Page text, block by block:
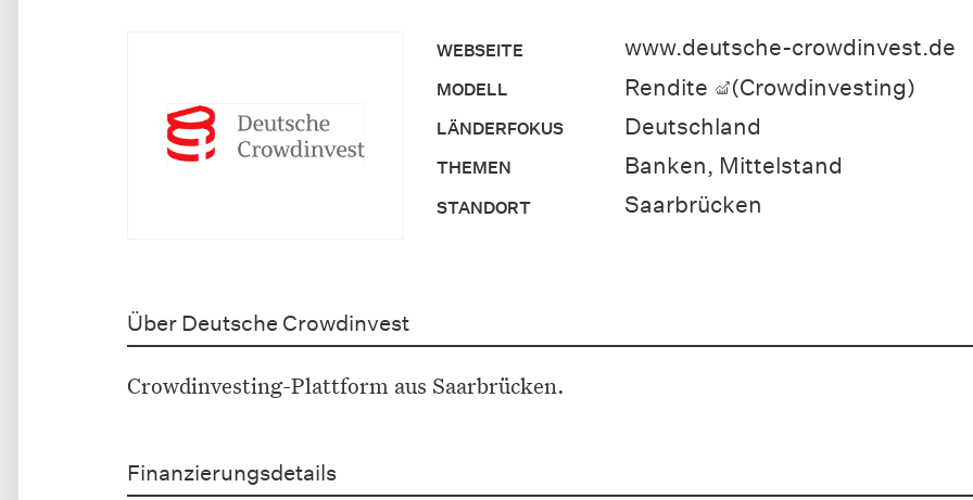
WEBSEITE www.deutsche-crowdinvest.de
MODELL Rendite (Crowdinvesting)
LÄNDERFOKUS Deutschland
THEMEN Banken, Mittelstand
STANDORT Saarbrücken
Über Deutsche Crowdinvest
Crowdinvesting-Plattform aus Saarbrücken.
Finanzierungsdetails